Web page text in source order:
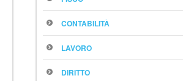
CONTABILITÀ
LAVORO
DIRITTO